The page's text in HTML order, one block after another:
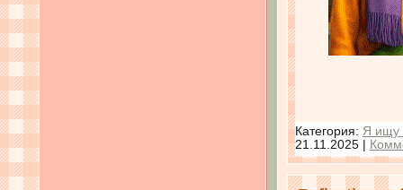
Категория: Я ищу
21.11.2025 |